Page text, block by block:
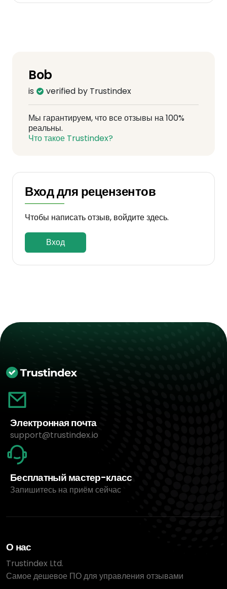
Bob
is verified by Trustindex
Мы гарантируем, что все отзывы на 100%
реальны.
Что такое Trustindex?
Вход для рецензентов
Чтобы написать отзыв, войдите здесь.
Вход
Электронная почта
support@trustindex.io
Бесплатный мастер-класс
Запишитесь на приём сейчас
О нас
Trustindex Ltd.
Самое дешевое ПО для управления отзывами